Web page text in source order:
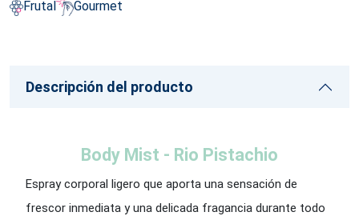
Frutal Gourmet
Descripción del producto
Body Mist - Rio Pistachio
Espray corporal ligero que aporta una sensación de
frescor inmediata y una delicada fragancia durante todo